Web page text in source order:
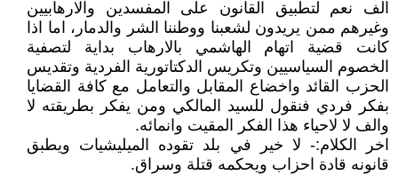
الف نعم لتطبيق القانون على المفسدين والارهابيين
وغيرهم ممن يريدون لشعبنا ووطننا الشر والدمار، اما اذا
كانت قضية اتهام الهاشمي بالارهاب بداية لتصفية
الخصوم السياسيين وتكريس الدكتاتورية الفردية وتقديس
الحزب القائد واخضاع المقابل والتعامل مع كافة القضايا
بفكر فردي فنقول للسيد المالكي ومن يفكر بطريقته لا
والف لا لاحياء هذا الفكر المقيت وانمائه.
اخر الكلام:- لا خير في بلد تقوده الميليشيات ويطبق
قانونه قادة احزاب ويحكمه قتلة وسراق.